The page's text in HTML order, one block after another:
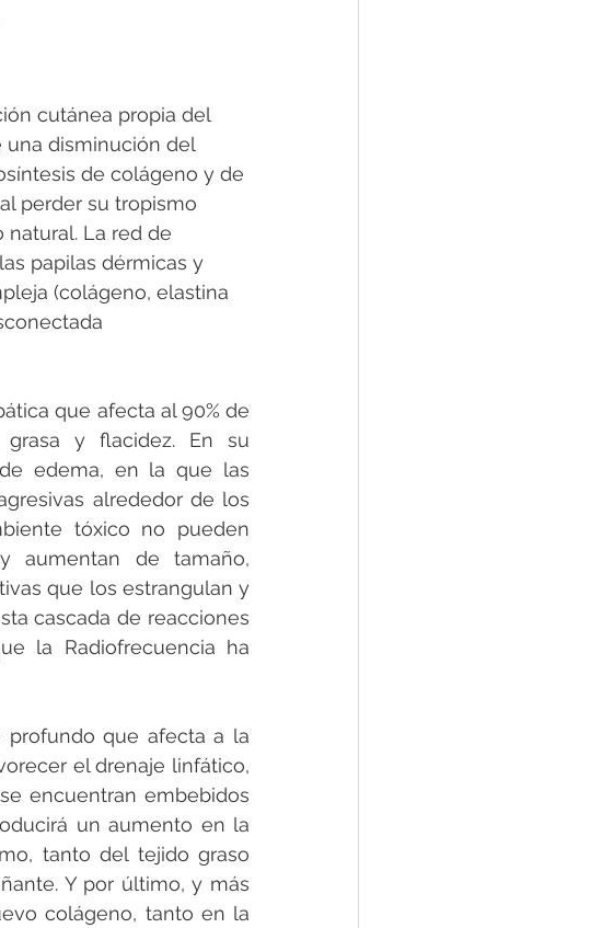
cutánea propia del
una disminución del
de colágeno y de
perder su tropismo
La red de
papilas dérmicas y
(colágeno, elastina
que afecta al 90% de
y flacidez. En su
edema, en la que las
alrededor de los
tóxico no pueden
aumentan de tamaño,
que los estrangulan y
cascada de reacciones
la Radiofrecuencia ha
profundo que afecta a la
el drenaje linfático,
encuentran embebidos
un aumento en la
tanto del tejido graso
Y por último, y más
colágeno, tanto en la